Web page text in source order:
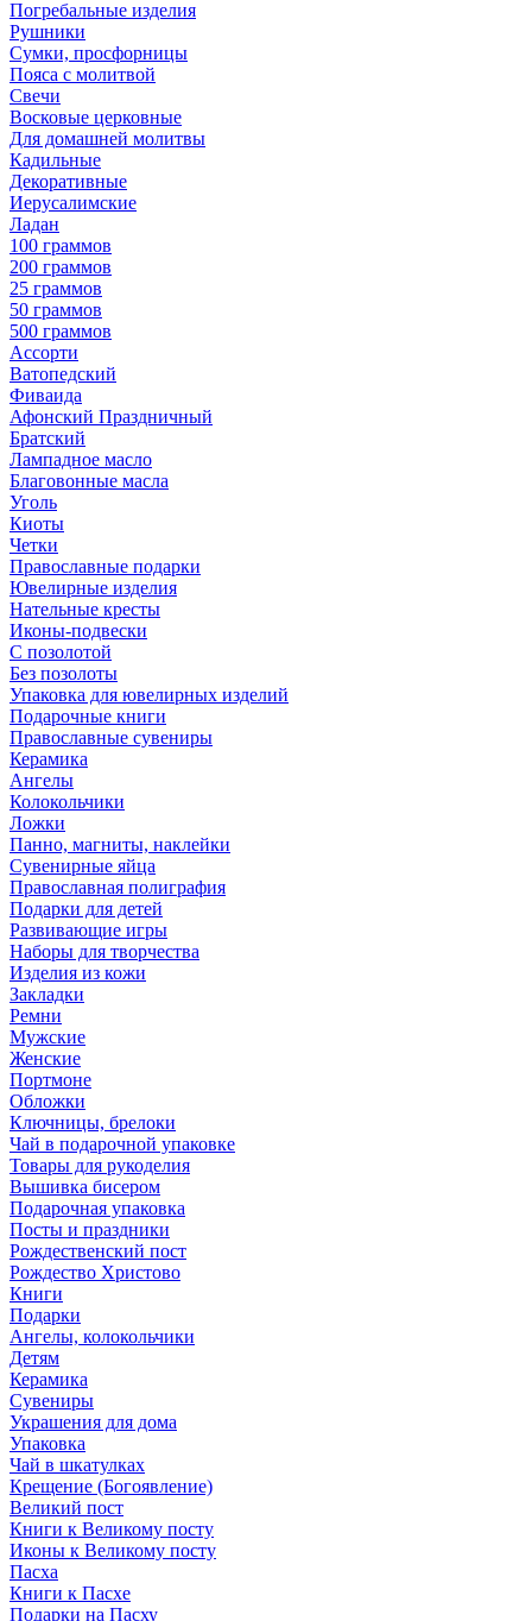
Погребальные изделия
Рушники
Сумки, просфорницы
Пояса с молитвой
Свечи
Восковые церковные
Для домашней молитвы
Кадильные
Декоративные
Иерусалимские
Ладан
100 граммов
200 граммов
25 граммов
50 граммов
500 граммов
Ассорти
Ватопедский
Фиваида
Афонский Праздничный
Братский
Лампадное масло
Благовонные масла
Уголь
Киоты
Четки
Православные подарки
Ювелирные изделия
Нательные кресты
Иконы-подвески
С позолотой
Без позолоты
Упаковка для ювелирных изделий
Подарочные книги
Православные сувениры
Керамика
Ангелы
Колокольчики
Ложки
Панно, магниты, наклейки
Сувенирные яйца
Православная полиграфия
Подарки для детей
Развивающие игры
Наборы для творчества
Изделия из кожи
Закладки
Ремни
Мужские
Женские
Портмоне
Обложки
Ключницы, брелоки
Чай в подарочной упаковке
Товары для рукоделия
Вышивка бисером
Подарочная упаковка
Посты и праздники
Рождественский пост
Рождество Христово
Книги
Подарки
Ангелы, колокольчики
Детям
Керамика
Сувениры
Украшения для дома
Упаковка
Чай в шкатулках
Крещение (Богоявление)
Великий пост
Книги к Великому посту
Иконы к Великому посту
Пасха
Книги к Пасхе
Подарки на Пасху